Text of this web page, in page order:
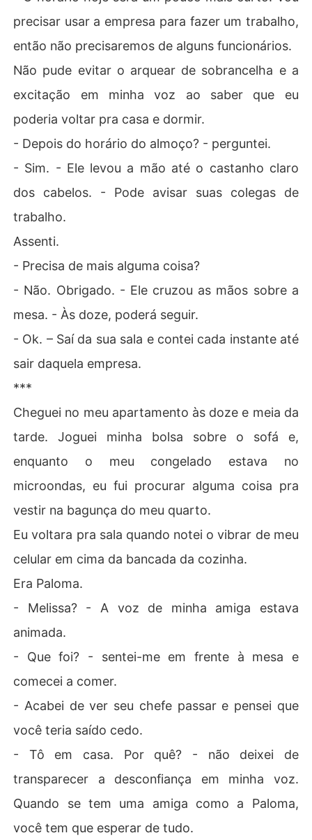
precisar usar a empresa para fazer um trabalho,
então não precisaremos de alguns funcionários.
Não pude evitar o arquear de sobrancelha e a
excitação em minha voz ao saber que eu
poderia voltar pra casa e dormir.
- Depois do horário do almoço? - perguntei.
- Sim. - Ele levou a mão até o castanho claro
dos cabelos. - Pode avisar suas colegas de
trabalho.
Assenti.
- Precisa de mais alguma coisa?
- Não. Obrigado. - Ele cruzou as mãos sobre a
mesa. - Às doze, poderá seguir.
- Ok. – Saí da sua sala e contei cada instante até
sair daquela empresa.
***
Cheguei no meu apartamento às doze e meia da
tarde. Joguei minha bolsa sobre o sofá e,
enquanto o meu congelado estava no
microondas, eu fui procurar alguma coisa pra
vestir na bagunça do meu quarto.
Eu voltara pra sala quando notei o vibrar de meu
celular em cima da bancada da cozinha.
Era Paloma.
- Melissa? - A voz de minha amiga estava
animada.
- Que foi? - sentei-me em frente à mesa e
comecei a comer.
- Acabei de ver seu chefe passar e pensei que
você teria saído cedo.
- Tô em casa. Por quê? - não deixei de
transparecer a desconfiança em minha voz.
Quando se tem uma amiga como a Paloma,
você tem que esperar de tudo.